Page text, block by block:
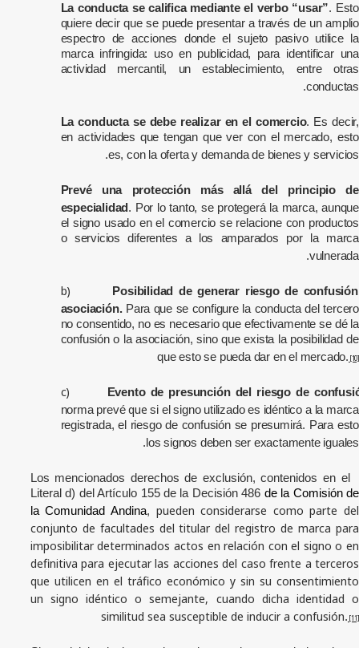
La conducta se califica mediante el verbo “usar”. Esto
quiere decir que se puede presentar a través de un amplio
espectro de acciones donde el sujeto pasivo utilice la
marca infringida: uso en publicidad, para identificar una
actividad mercantil, un establecimiento, entre otras
conductas.
La conducta se debe realizar en el comercio. Es decir,
en actividades que tengan que ver con el mercado, esto
es, con la oferta y demanda de bienes y servicios.
Prevé una protección más allá del principio de
especialidad . Por lo tanto, se protegerá la marca, aunque
el signo usado en el comercio se relacione con productos
o servicios diferentes a los amparados por la marca
vulnerada.
b)
Posibilidad de generar riesgo de
asociación. Para que se configure la conducta del tercero
no consentido, no es necesario que efectivamente se dé la
confusión o la asociación, sino que exista la posibilidad de
que esto se pueda dar en el mercado. [10]
c)
Evento de presunción del riesgo de
norma prevéque si el signo utilizado es idéntico a la marca
registrada, el riesgo de confusión se presumirá. Para esto
los signos deben ser exactamente iguales.
Los mencionados derechos de exclusión, contenidos en el
Literal d) del Artículo 155 de la Decisión 486 de la Comisión de
la Comunidad Andina, pueden considerarse como parte del
conjunto de facultades del titular del registro de marca para
imposibilitar determinados actos en relación con el signo o en
definitiva para ejecutar las acciones del caso frente a terceros
que utilicen en el tráfico económico y sin su consentimiento
un signo idéntico o semejante, cuando dicha identidad o
similitud sea susceptible de inducir a confusión. [11]